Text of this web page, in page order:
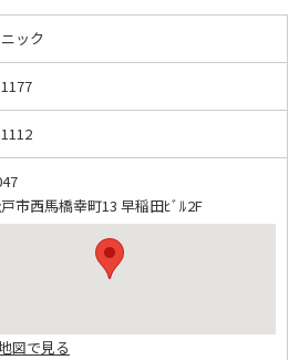
ック
市西馬橋幸町13 早稲田ﾋﾞﾙ2F
図で見る